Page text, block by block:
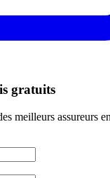
gratuits
meilleurs assureurs